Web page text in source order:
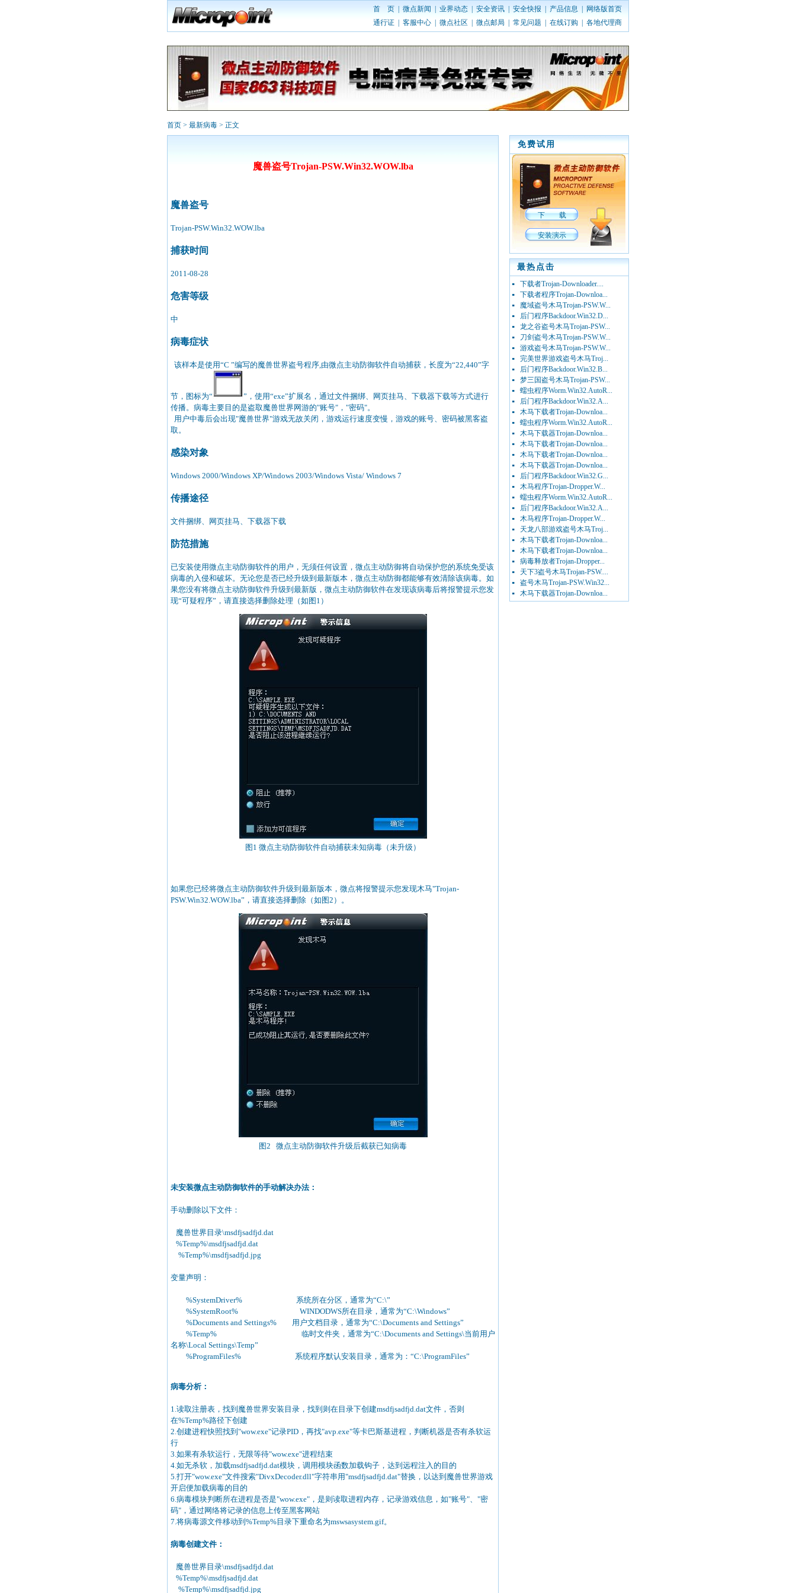
首 页 微点新闻 业界动态 安全资讯 安全快报 产品信息
网络版首页
通行证
客服中心 微点社区 微点邮局 常见问题 在线订购 各地代理商
首页 > 最新病毒 > 正文
魔兽盗号Trojan-PSW.Win32.WOW.lba
魔兽盗号
Trojan-PSW.Win32.WOW.lba
捕获时间
2011-08-28
危害等级
中
病毒症状
该样本是使用“C ”编写的魔兽世界盗号程序,由微点主动防御软件自动捕获，长度为“22,440”字
节，图标为“
”，使用“exe”扩展名，通过文件捆绑、网页挂马、下载器下载等方式进行
传播。病毒主要目的是盗取魔兽世界网游的"账号"，"密码"。
用户中毒后会出现"魔兽世界"游戏无故关闭，游戏运行速度变慢，游戏的账号、密码被黑客盗
取。
感染对象
Windows 2000/Windows XP/Windows 2003/Windows Vista/ Windows 7
传播途径
文件捆绑、网页挂马、下载器下载
防范措施
已安装使用微点主动防御软件的用户，无须任何设置，微点主动防御将自动保护您的系统免受该
病毒的入侵和破坏。无论您是否已经升级到最新版本，微点主动防御都能够有效清除该病毒。如
果您没有将微点主动防御软件升级到最新版，微点主动防御软件在发现该病毒后将报警提示您发
现“可疑程序”，请直接选择删除处理（如图1）
图1 微点主动防御软件自动捕获未知病毒（未升级）
如果您已经将微点主动防御软件升级到最新版本，微点将报警提示您发现木马"Trojan-
PSW.Win32.WOW.lba”，请直接选择删除（如图2）。
图2 微点主动防御软件升级后截获已知病毒
未安装微点主动防御软件的手动解决办法：
手动删除以下文件：
魔兽世界目录\msdfjsadfjd.dat
%Temp%\msdfjsadfjd.dat
%Temp%\msdfjsadfjd.jpg
变量声明：
%SystemDriver% 系统所在分区，通常为“C:\”
%SystemRoot% WINDODWS所在目录，通常为“C:\Windows”
%Documents and Settings% 用户文档目录，通常为“C:\Documents and Settings”
%Temp% 临时文件夹，通常为“C:\Documents and Settings\当前用户
名称\Local Settings\Temp”
%ProgramFiles% 系统程序默认安装目录，通常为：“C:\ProgramFiles”
病毒分析：
1.读取注册表，找到魔兽世界安装目录，找到则在目录下创建msdfjsadfjd.dat文件，否则
在%Temp%路径下创建
2.创建进程快照找到"wow.exe"记录PID，再找"avp.exe"等卡巴斯基进程，判断机器是否有杀软运
行
3.如果有杀软运行，无限等待"wow.exe"进程结束
4.如无杀软，加载msdfjsadfjd.dat模块，调用模块函数加载钩子，达到远程注入的目的
5.打开"wow.exe"文件搜索"DivxDecoder.dll"字符串用"msdfjsadfjd.dat"替换，以达到魔兽世界游戏
开启便加载病毒的目的
6.病毒模块判断所在进程是否是"wow.exe"，是则读取进程内存，记录游戏信息，如"账号"、"密
码"，通过网络将记录的信息上传至黑客网站
7.将病毒源文件移动到%Temp%目录下重命名为mswsasystem.gif。
病毒创建文件：
魔兽世界目录\msdfjsadfjd.dat
%Temp%\msdfjsadfjd.dat
%Temp%\msdfjsadfjd.jpg
免费试用
下 载
安装演示
最热点击
下载者Trojan-Downloader....
下载者程序Trojan-Downloa...
魔域盗号木马Trojan-PSW.W...
后门程序Backdoor.Win32.D...
龙之谷盗号木马Trojan-PSW...
刀剑盗号木马Trojan-PSW.W...
游戏盗号木马Trojan-PSW.W...
完美世界游戏盗号木马Troj...
后门程序Backdoor.Win32.B...
梦三国盗号木马Trojan-PSW...
蠕虫程序Worm.Win32.AutoR...
后门程序Backdoor.Win32.A...
木马下载者Trojan-Downloa...
蠕虫程序Worm.Win32.AutoR...
木马下载器Trojan-Downloa...
木马下载者Trojan-Downloa...
木马下载者Trojan-Downloa...
木马下载器Trojan-Downloa...
后门程序Backdoor.Win32.G...
木马程序Trojan-Dropper.W...
蠕虫程序Worm.Win32.AutoR...
后门程序Backdoor.Win32.A...
木马程序Trojan-Dropper.W...
天龙八部游戏盗号木马Troj...
木马下载者Trojan-Downloa...
木马下载者Trojan-Downloa...
病毒释放者Trojan-Dropper...
天下3盗号木马Trojan-PSW....
盗号木马Trojan-PSW.Win32...
木马下载器Trojan-Downloa...